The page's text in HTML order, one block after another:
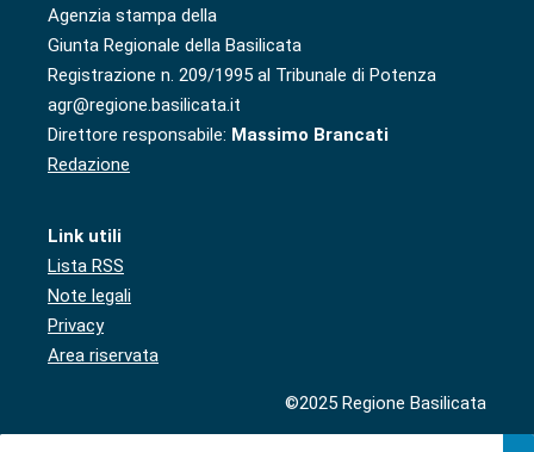
Agenzia stampa della
Giunta Regionale della Basilicata
Registrazione n. 209/1995 al Tribunale di Potenza
agr@regione.basilicata.it
Direttore responsabile: Massimo Brancati
Redazione
Link utili
Lista RSS
Note legali
Privacy
Area riservata
©2025 Regione Basilicata